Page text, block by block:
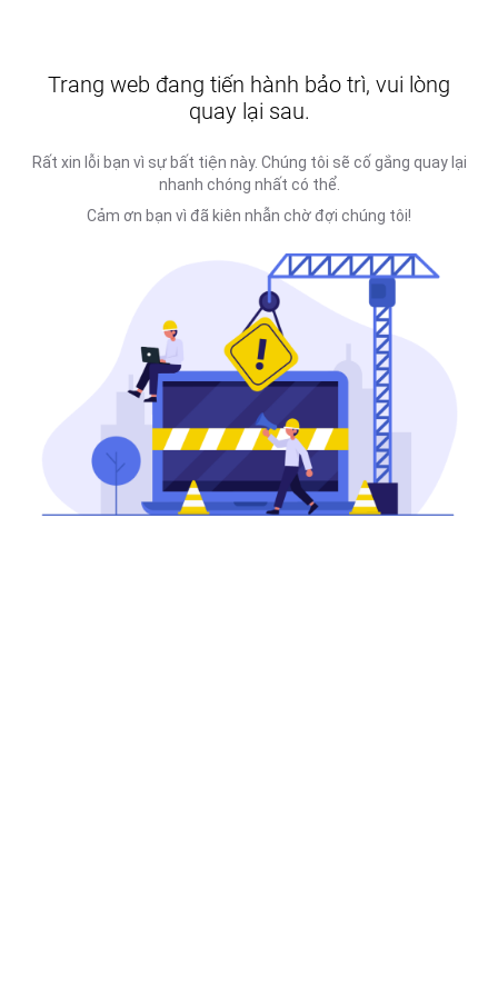
Trang web đang tiến hành bảo trì, vui lòng
quay lại sau.
Rất xin lỗi bạn vì sự bất tiện này. Chúng tôi sẽ cố gắng quay lại
nhanh chóng nhất có thể.
Cảm ơn bạn vì đã kiên nhẫn chờ đợi chúng tôi!